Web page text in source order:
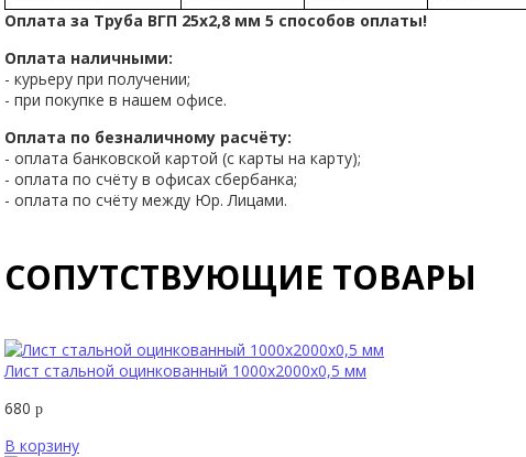
Оплата за Труба ВГП 25х2,8 мм 5 способов оплаты!
Оплата наличными:
- курьеру при получении;
- при покупке в нашем офисе.
Оплата по безналичному расчёту:
- оплата банковской картой (с карты на карту);
- оплата по счёту в офисах сбербанка;
- оплата по счёту между Юр. Лицами.
СОПУТСТВУЮЩИЕ ТОВАРЫ
Лист стальной оцинкованный 1000х2000х0,5 мм
680 р
В корзину